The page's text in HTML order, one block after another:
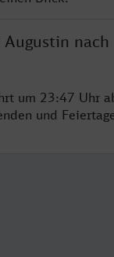
nach
um 23:47 Uhr
und